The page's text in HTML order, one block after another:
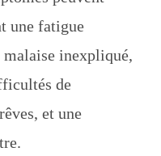
une fatigue
malaise inexpliqué,
de
et une